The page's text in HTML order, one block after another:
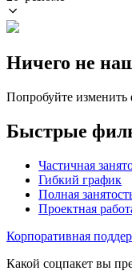
Ничего не
Попробуйте
Быстрые
Частичная
Гибкий график
Полная
Проектная
Корпоративная
Какой соцпакет вы